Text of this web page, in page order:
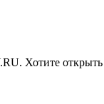
Хотите